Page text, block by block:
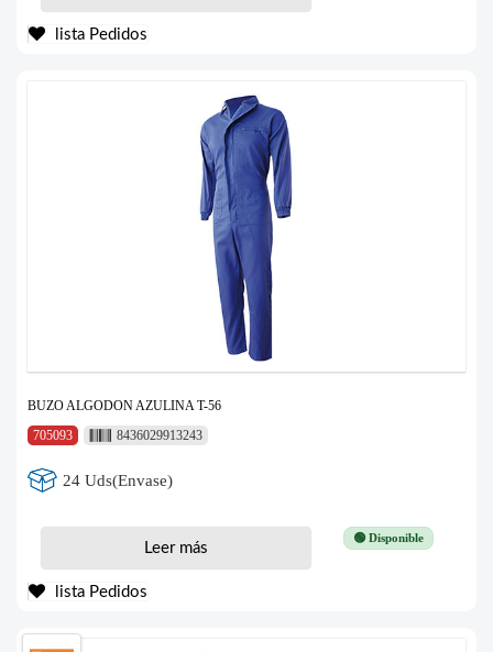
lista Pedidos
BUZO ALGODON AZULINA T-56
705093
8436029913243
24 Uds(Envase)
🟢 Disponible
Leer más
lista Pedidos